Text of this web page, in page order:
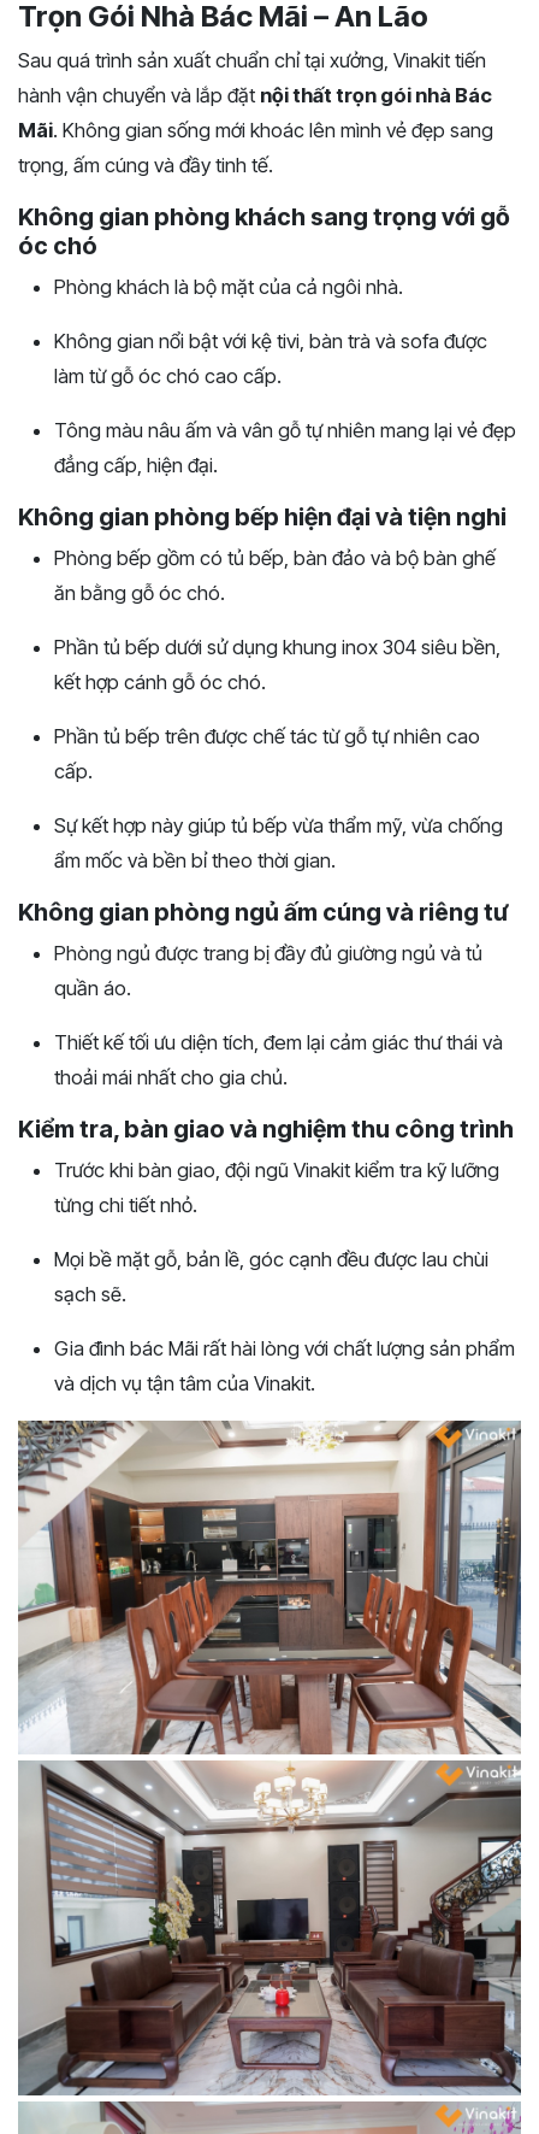
Trọn Gói Nhà Bác Mãi – An Lão
Sau quá trình sản xuất chuẩn chỉ tại xưởng, Vinakit tiến
hành vận chuyển và lắp đặt nội thất trọn gói nhà Bác
Mãi. Không gian sống mới khoác lên mình vẻ đẹp sang
trọng, ấm cúng và đầy tinh tế.
Không gian phòng khách sang trọng với gỗ
óc chó
Phòng khách là bộ mặt của cả ngôi nhà.
Không gian nổi bật với kệ tivi, bàn trà và sofa được
làm từ gỗ óc chó cao cấp.
Tông màu nâu ấm và vân gỗ tự nhiên mang lại vẻ đẹp
đẳng cấp, hiện đại.
Không gian phòng bếp hiện đại và tiện nghi
Phòng bếp gồm có tủ bếp, bàn đảo và bộ bàn ghế
ăn bằng gỗ óc chó.
Phần tủ bếp dưới sử dụng khung inox 304 siêu bền,
kết hợp cánh gỗ óc chó.
Phần tủ bếp trên được chế tác từ gỗ tự nhiên cao
cấp.
Sự kết hợp này giúp tủ bếp vừa thẩm mỹ, vừa chống
ẩm mốc và bền bỉ theo thời gian.
Không gian phòng ngủ ấm cúng và riêng tư
Phòng ngủ được trang bị đầy đủ giường ngủ và tủ
quần áo.
Thiết kế tối ưu diện tích, đem lại cảm giác thư thái và
thoải mái nhất cho gia chủ.
Kiểm tra, bàn giao và nghiệm thu công trình
Trước khi bàn giao, đội ngũ Vinakit kiểm tra kỹ lưỡng
từng chi tiết nhỏ.
Mọi bề mặt gỗ, bản lề, góc cạnh đều được lau chùi
sạch sẽ.
Gia đình bác Mãi rất hài lòng với chất lượng sản phẩm
và dịch vụ tận tâm của Vinakit.